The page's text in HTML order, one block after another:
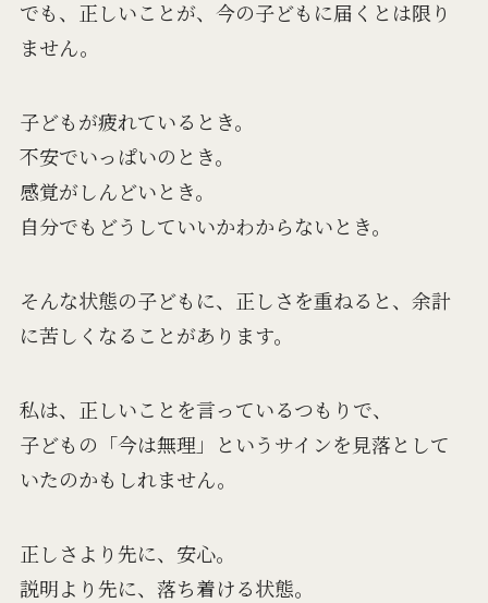
でも、正しいことが、今の子どもに届くとは限り
ません。
子どもが疲れているとき。
不安でいっぱいのとき。
感覚がしんどいとき。
自分でもどうしていいかわからないとき。
そんな状態の子どもに、正しさを重ねると、余計
に苦しくなることがあります。
私は、正しいことを言っているつもりで、
子どもの「今は無理」というサインを見落として
いたのかもしれません。
正しさより先に、安心。
説明より先に、落ち着ける状態。